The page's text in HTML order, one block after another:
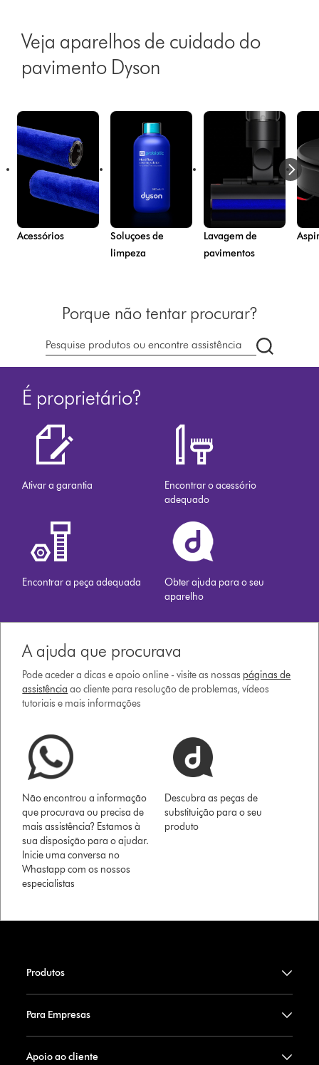
Veja aparelhos de cuidado do
pavimento Dyson
Acessórios
Soluçoes de
limpeza
Lavagem de
pavimentos
Porque não tentar procurar?
Pesquisar
em
É proprietário?
Ativar a garantia
Encontrar o acessório
adequado
Encontrar a peça adequada
Obter ajuda para o seu
aparelho
A ajuda que procurava
Pode aceder a dicas e apoio online - visite as nossas páginas de
assistência ao cliente para resolução de problemas, vídeos
tutoriais e mais informações
Não encontrou a informação
que procurava ou precisa de
mais assistência? Estamos à
sua disposição para o ajudar.
Inicie uma conversa no
Whastapp com os nossos
especialistas
Descubra as peças de
substituição para o seu
produto
Produtos
Para Empresas
Apoio ao cliente